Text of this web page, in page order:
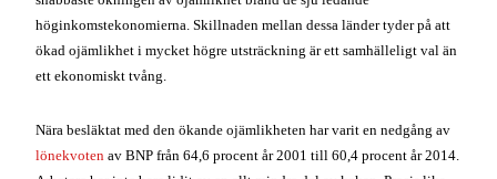
och 54 år som varken arbetar eller söker arbete från 3 procent på 1950-
talet till 12 procent idag. Till och med Frankrike har varje år sedan
2001 haft en högre andel
unga män i arbete
än USA. Om man jämför
med medlemsländerna i OECD, har USA sedan 1990-talet haft den näst